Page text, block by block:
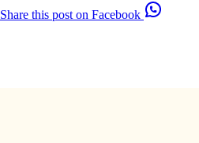
Share this post on Facebook